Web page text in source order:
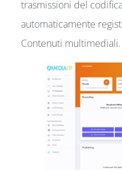
trasmissioni del
automaticamente
Contenuti multimediali.